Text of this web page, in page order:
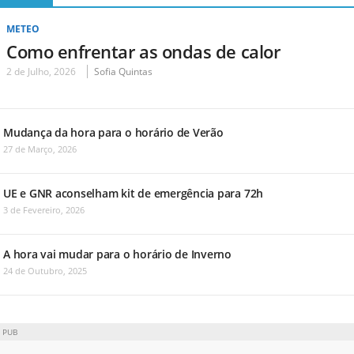
METEO
Como enfrentar as ondas de calor
2 de Julho, 2026 Sofia Quintas
Mudança da hora para o horário de Verão
27 de Março, 2026
UE e GNR aconselham kit de emergência para 72h
3 de Fevereiro, 2026
A hora vai mudar para o horário de Inverno
24 de Outubro, 2025
PUB